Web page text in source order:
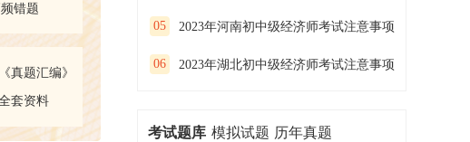
错题
真题汇编》
套资料
05 2023年河南初中级经济师考试注意事项
06 2023年湖北初中级经济师考试注意事项
考试题库 模拟试题 历年真题